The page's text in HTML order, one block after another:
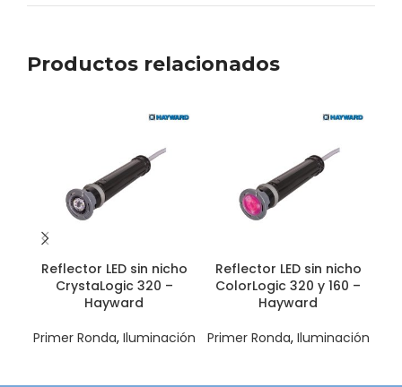
Productos relacionados
Reflector LED sin nicho
CrystaLogic 320 –
Hayward
Primer Ronda, Iluminación
Reflector LED sin nicho
ColorLogic 320 y 160 –
Hayward
Primer Ronda, Iluminación